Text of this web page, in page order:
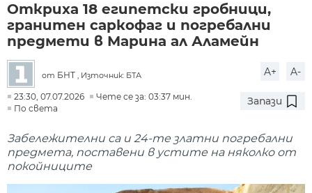
Откриха 18 египетски гробници,
гранитен саркофаг и погребални
предмети в Марина ал Аламейн
от БНТ , Източник: БТА A+ A-
23:30, 07.07.2026
Чете се за: 03:37 мин.
По света
Запази
Забележителни са и 24-те златни погребални
предмета, поставени в устите на няколко от
покойниците